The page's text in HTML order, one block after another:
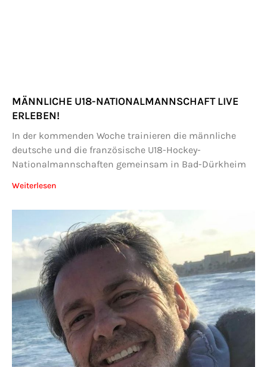
MÄNNLICHE U18-NATIONALMANNSCHAFT LIVE
ERLEBEN!
In der kommenden Woche trainieren die männliche
deutsche und die französische U18-Hockey-
Nationalmannschaften gemeinsam in Bad-Dürkheim
Weiterlesen